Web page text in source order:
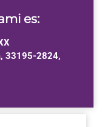
es:
33195-2824,